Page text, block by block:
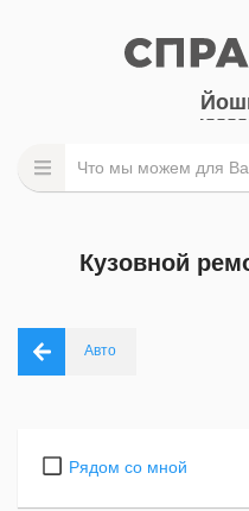
Кузовной
Авто
Рядом со мной